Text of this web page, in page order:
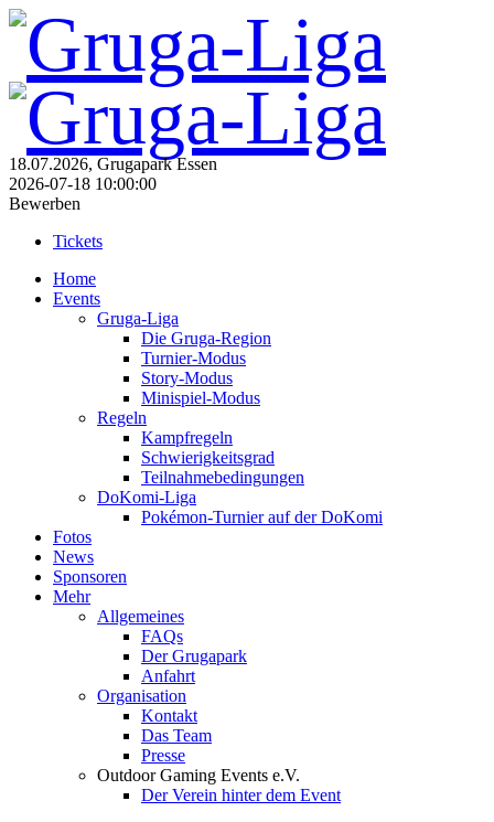
18.07.2026, Grugapark Essen
2026-07-18 10:00:00
Bewerben
Tickets
Home
Events
Gruga-Liga
Die Gruga-Region
Turnier-Modus
Story-Modus
Minispiel-Modus
Regeln
Kampfregeln
Schwierigkeitsgrad
Teilnahmebedingungen
DoKomi-Liga
Pokémon-Turnier auf der DoKomi
Fotos
News
Sponsoren
Mehr
Allgemeines
FAQs
Der Grugapark
Anfahrt
Organisation
Kontakt
Das Team
Presse
Outdoor Gaming Events e.V.
Der Verein hinter dem Event